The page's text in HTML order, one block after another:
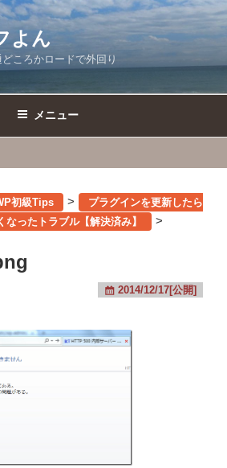
よん
どころかロードで外回り
メニュー
初級Tips >
プラグインを更新したら
ったトラブル【解決済み】
>
2014/12/17[公開]